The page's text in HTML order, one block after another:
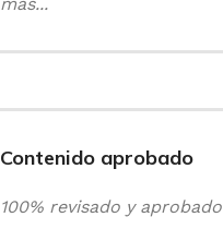
más...
Contenido aprobado
100% revisado y aprobado